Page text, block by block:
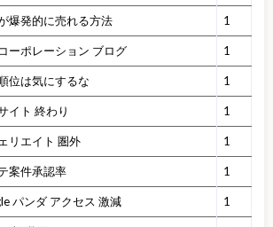
爆発的に売れる方法 1
ーポレーション ブログ 1
位は気にするな 1
イト 終わり 1
リエイト 圏外 1
案件承認率 1
パンダ アクセス 激減 1